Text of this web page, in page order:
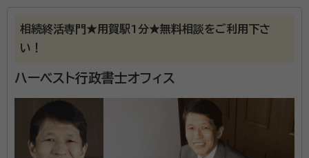
から最善の方法を提案いたします。 また、当事務所の行
政書士は成年後見人や任意後見人も務めており、手続
せていただいております。 相続発生後の遺産承継業務
や遺言執行の経験も豊富で、相続財産の凍結を最小限
に抑え、争族とならないよう相続人間の関係にも配慮し
手続きを遂行していきます。 ②他の専門家との幅広い
ネットワーク 弁護士、税理士、土地家屋調査士、不動産
古田 智史（フルタ トモフミ）
行政書士、ファイナンシャル・プランナ
経歴：
私たちはこれまで、常に誠実に業務を遂行することで、お客様との
信頼関係を育んでまいりました。そして、これからも誠実と信頼をモットー
に、お客様、従業員、社会に貢献してまいります。
事務所口コミ（抜粋）：
相続終活専門★用賀駅1分★無料相談をご利用下さ
い！
ハーベスト行政書士オフィス